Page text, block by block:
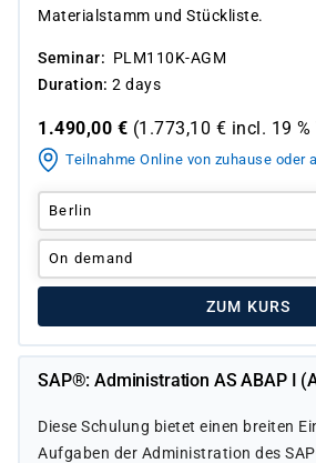
Materialstamm und Stückliste.
Seminar
PLM110K-AGM
Duration 2 days
1.490,00 € (1.773,10 € incl. 19 %
Teilnahme Online von zuhause oder
Berlin
On demand
ZUM KURS
SAP®: Administration AS ABAP I
Diese Schulung bietet einen breiten
Aufgaben der Administration des